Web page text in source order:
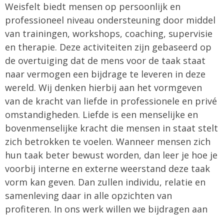
Weisfelt biedt mensen op persoonlijk en
professioneel niveau ondersteuning door middel
van trainingen, workshops, coaching, supervisie
en therapie. Deze activiteiten zijn gebaseerd op
de overtuiging dat de mens voor de taak staat
naar vermogen een bijdrage te leveren in deze
wereld. Wij denken hierbij aan het vormgeven
van de kracht van liefde in professionele en privé
omstandigheden. Liefde is een menselijke en
bovenmenselijke kracht die mensen in staat stelt
zich betrokken te voelen. Wanneer mensen zich
hun taak beter bewust worden, dan leer je hoe je
voorbij interne en externe weerstand deze taak
vorm kan geven. Dan zullen individu, relatie en
samenleving daar in alle opzichten van
profiteren. In ons werk willen we bijdragen aan